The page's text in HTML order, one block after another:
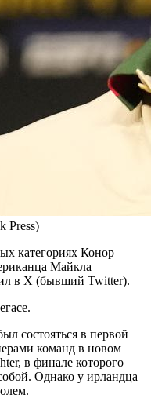
Press)
категориях Конор
Майкла
в Х (бывший Twitter).
состояться в первой
команд в новом
в финале которого
Однако у ирландца